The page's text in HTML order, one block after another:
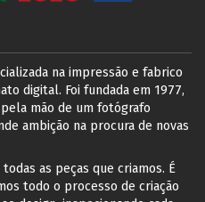
na impressão e fabrico
digital. Foi fundada em 1977,
mão de um fotógrafo
ambição na procura de novas
as peças que criamos. É
todo o processo de criação